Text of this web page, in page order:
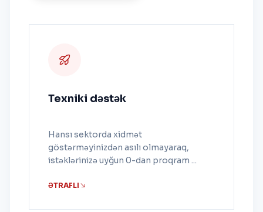
Texniki dəstək
Hansı sektorda xidmət
göstərməyinizdən asılı olmayaraq,
istəklərinizə uyğun 0-dan proqram ...
ƏTRAFLI